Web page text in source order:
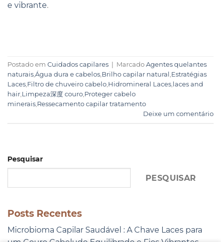
Pesquisar
PESQUISAR
Posts Recentes
Microbioma Capilar Saudável : A Chave Laces para
e vibrante.
Postado em Cuidados capilares Marcado Agentes quelantes
naturais,Água dura e cabelos,Brilho capilar natural ,Estratégias
Laces,Filtro de chuveiro cabelo,Hidromineral Laces, laces and
hair,Limpeza深度 couro,Proteger cabelo
minerais,Ressecamento capilar tratamento
Deixe um comentário